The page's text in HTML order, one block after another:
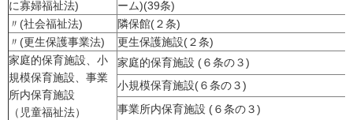
に寡婦福祉法)
ーム)(39条)
〃(社会福祉法)
隣保館(２条)
〃(更生保護事業法)
更生保護施設(２条)
家庭的保育施設、小
規模保育施設、事業
所内保育施設
（児童福祉法）
家庭的保育施設 (６条の３)
小規模保育施設(６条の３)
事業所内保育施設 (６条の３)